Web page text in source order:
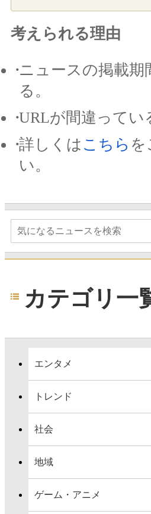
考えられる理由
ニュースの掲載期
る。
URLが間違ってい
詳しくは こちら を
い。
カテゴリ一
エンタメ
トレンド
社会
地域
ゲーム・アニメ